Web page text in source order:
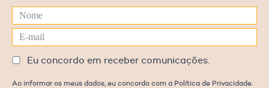
Eu concordo em receber comunicações.
Ao informar os meus dados, eu concordo com a Política de Privacidade.